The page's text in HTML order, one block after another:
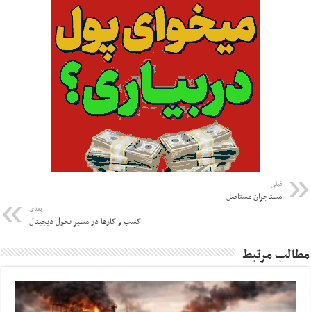
قبلی
مستاجران مستاصل
بعدی
کسب و کارها در مسیر تحول دیجیتال
مطالب مرتبط